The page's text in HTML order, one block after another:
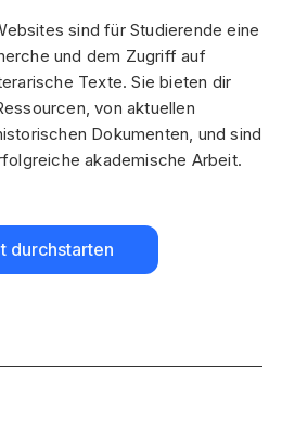
sind für Studierende eine
und dem Zugriff auf
Texte. Sie bieten dir
von aktuellen
Dokumenten, und sind
akademische Arbeit.
durchstarten